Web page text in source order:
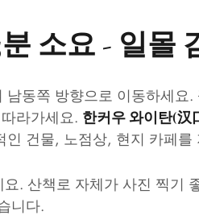
분 소요 - 일몰
동쪽 방향으로 이동하세요.
라가세요. 한커우 와이탄(汉
인 건물, 노점상, 현지 카페를
. 산책로 자체가 사진 찍기
니다.